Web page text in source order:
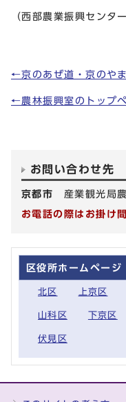
（西部農業振興センター
←京のあぜ道・京のや
←農林振興室のトップペ
お問い合わせ先
京都市 産業観光局
お電話の際はお掛け
区役所ホームページ
北区 上京区
山科区 下京区
伏見区